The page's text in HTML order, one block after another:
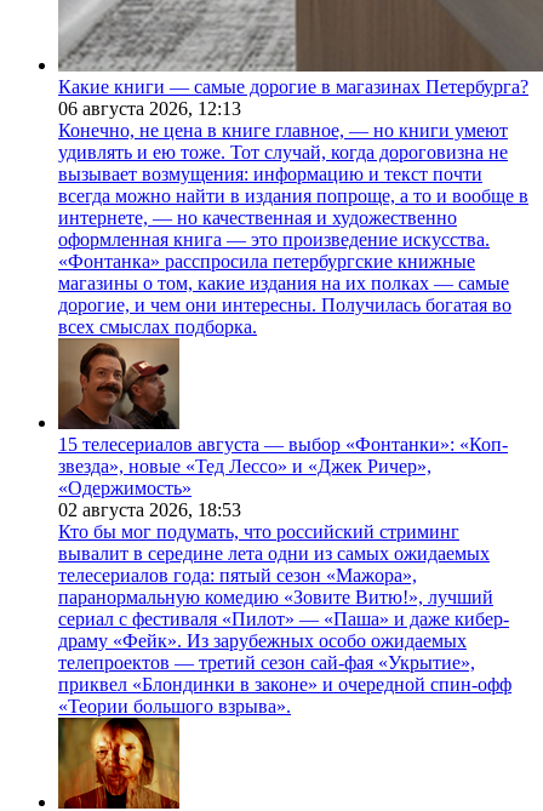
Какие книги — самые дорогие в магазинах Петербурга?
06 августа 2026, 12:13
Конечно, не цена в книге главное, — но книги умеют
удивлять и ею тоже. Тот случай, когда дороговизна не
вызывает возмущения: информацию и текст почти
всегда можно найти в издания попроще, а то и вообще в
интернете, — но качественная и художественно
оформленная книга — это произведение искусства.
«Фонтанка» расспросила петербургские книжные
магазины о том, какие издания на их полках — самые
дорогие, и чем они интересны. Получилась богатая во
всех смыслах подборка.
15 телесериалов августа — выбор «Фонтанки»: «Коп-
звезда», новые «Тед Лессо» и «Джек Ричер»,
«Одержимость»
02 августа 2026, 18:53
Кто бы мог подумать, что российский стриминг
вывалит в середине лета одни из самых ожидаемых
телесериалов года: пятый сезон «Мажора»,
паранормальную комедию «Зовите Витю!», лучший
сериал с фестиваля «Пилот» — «Паша» и даже кибер-
драму «Фейк». Из зарубежных особо ожидаемых
телепроектов — третий сезон сай-фая «Укрытие»,
приквел «Блондинки в законе» и очередной спин-офф
«Теории большого взрыва».